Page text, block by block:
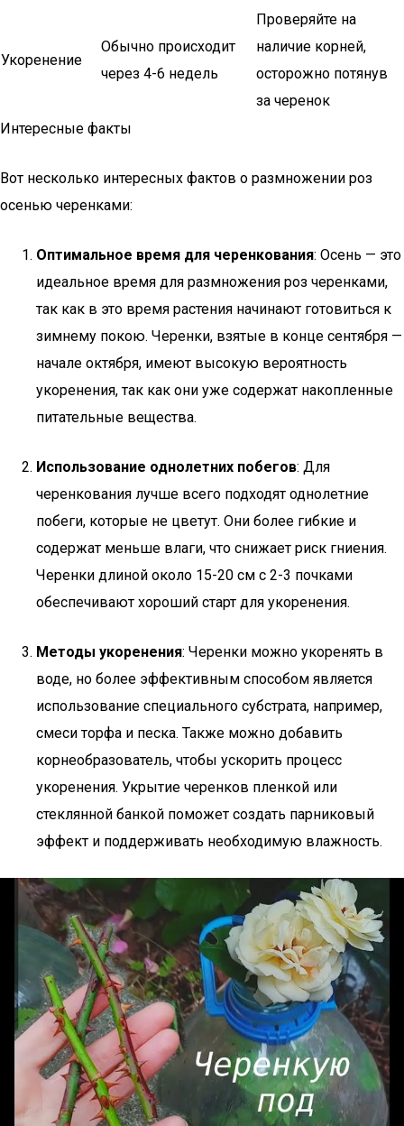
Укоренение
Обычно происходит
через 4-6 недель
Проверяйте на
наличие корней,
осторожно потянув
за черенок
Интересные факты
Вот несколько интересных фактов о размножении роз
осенью черенками:
Оптимальное время для черенкования: Осень — это
идеальное время для размножения роз черенками,
так как в это время растения начинают готовиться к
зимнему покою. Черенки, взятые в конце сентября —
начале октября, имеют высокую вероятность
укоренения, так как они уже содержат накопленные
питательные вещества.
Использование однолетних побегов: Для
черенкования лучше всего подходят однолетние
побеги, которые не цветут. Они более гибкие и
содержат меньше влаги, что снижает риск гниения.
Черенки длиной около 15-20 см с 2-3 почками
обеспечивают хороший старт для укоренения.
Методы укоренения: Черенки можно укоренять в
воде, но более эффективным способом является
использование специального субстрата, например,
смеси торфа и песка. Также можно добавить
корнеобразователь, чтобы ускорить процесс
укоренения. Укрытие черенков пленкой или
стеклянной банкой поможет создать парниковый
эффект и поддерживать необходимую влажность.